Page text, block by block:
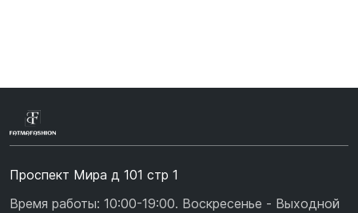
Проспект Мира д 101 стр 1
Время работы: 10:00-19:00. Воскресенье - Выходной